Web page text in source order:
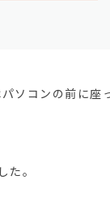
ソコンの前に座
。